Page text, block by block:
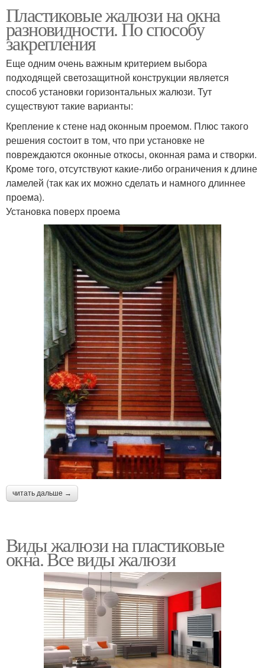
Пластиковые жалюзи на окна
разновидности. По способу
закрепления
Еще одним очень важным критерием выбора
подходящей светозащитной конструкции является
способ установки горизонтальных жалюзи. Тут
существуют такие варианты:
Крепление к стене над оконным проемом. Плюс такого
решения состоит в том, что при установке не
повреждаются оконные откосы, оконная рама и створки.
Кроме того, отсутствуют какие-либо ограничения к длине
ламелей (так как их можно сделать и намного длиннее
проема).
Установка поверх проема
читать дальше →
Виды жалюзи на пластиковые
окна. Все виды жалюзи